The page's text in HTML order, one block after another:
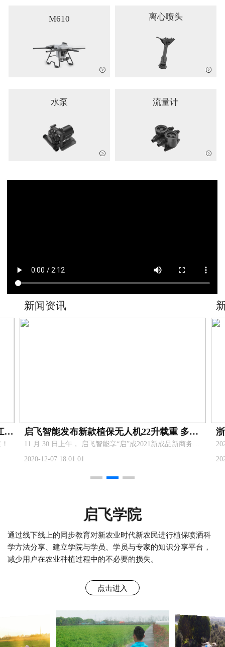
M610 离心喷头
水泵 流量计
喜报！杭州启飞智能科技有限公司荣获浙江省技术进步一等奖！
新闻资讯
启飞智能发布新款植保无人机22升载重 多功能机架 AG3Pro核心部件
2020-12-07 18:01:01
启飞学院
通过线下线上的同步教育对新农业时代新农民进行植保喷洒科
学方法分享、建立学院与学员、学员与专家的知识分享平台，
减少用户在农业种植过程中的不必要的损失。
点击进入